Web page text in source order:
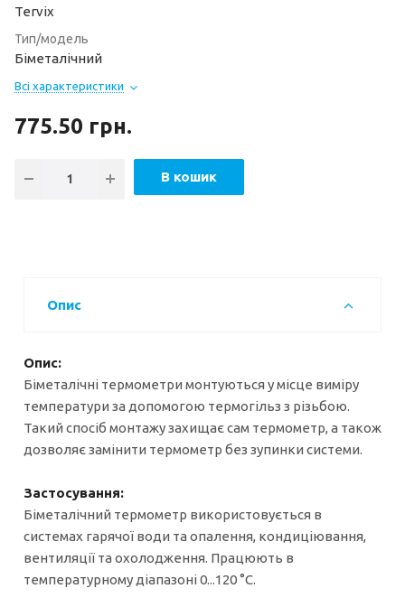
Tervix
Тип/модель
Біметалічний
Всі характеристики
775.50 грн.
В кошик
Опис
Опис:
Біметалічні термометри монтуються у місце виміру
температури за допомогою термогільз з різьбою.
Такий спосіб монтажу захищає сам термометр, а також
дозволяє замінити термометр без зупинки системи.
Застосування:
Біметалічний термометр використовується в
системах гарячої води та опалення, кондиціювання,
вентиляції та охолодження. Працюють в
температурному діапазоні 0...120 °C.